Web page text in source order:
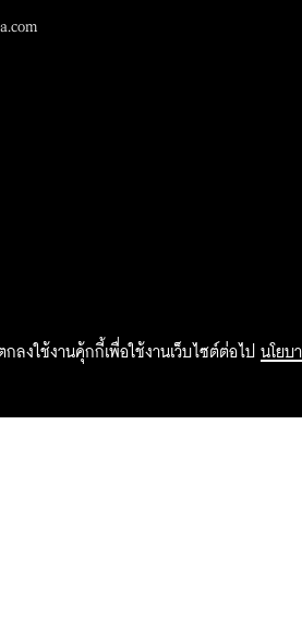
งใช้งานคุ้กกี้เพื่อใช้งานเว็บไซต์ต่อไป นโยบ